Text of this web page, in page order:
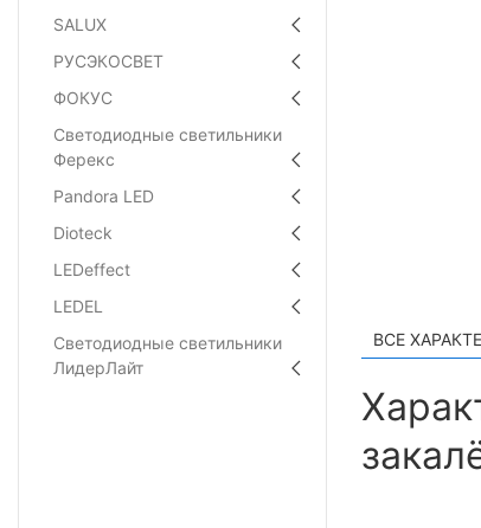
SALUX
РУСЭКОСВЕТ
ФОКУС
Светодиодные светильники
Ферекс
Pandora LED
Dioteck
LEDeffect
LEDEL
Светодиодные светильники
ЛидерЛайт
ВСЕ